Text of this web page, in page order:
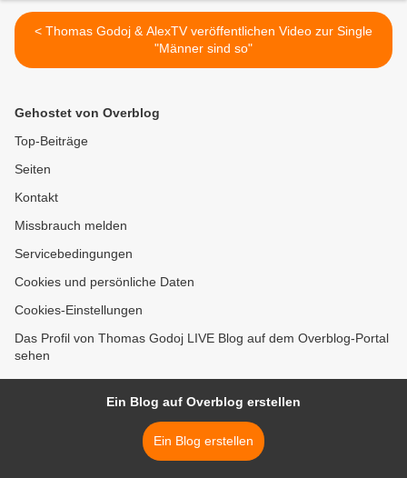
< Thomas Godoj & AlexTV veröffentlichen Video zur Single
"Männer sind so"
Gehostet von Overblog
Top-Beiträge
Seiten
Kontakt
Missbrauch melden
Servicebedingungen
Cookies und persönliche Daten
Cookies-Einstellungen
Das Profil von Thomas Godoj LIVE Blog auf dem Overblog-Portal
sehen
Ein Blog auf Overblog erstellen
Ein Blog erstellen